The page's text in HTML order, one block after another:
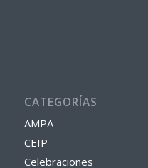
CATEGORÍAS
AMPA
CEIP
Celebraciones